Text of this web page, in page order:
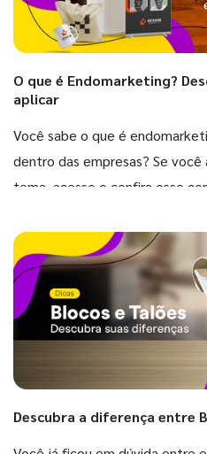
O que é Endomarketing?
aplicar
Você sabe o que é
dentro das empresas? Se
tema, acesse e confira esse
Descubra a diferença entre